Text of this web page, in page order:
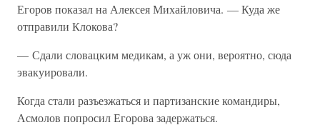
Егоров показал на Алексея Михайловича. — Куда же
отправили Клокова?
— Сдали словацким медикам, а уж они, вероятно, сюда
эвакуировали.
Когда стали разъезжаться и партизанские командиры,
Асмолов попросил Егорова задержаться.